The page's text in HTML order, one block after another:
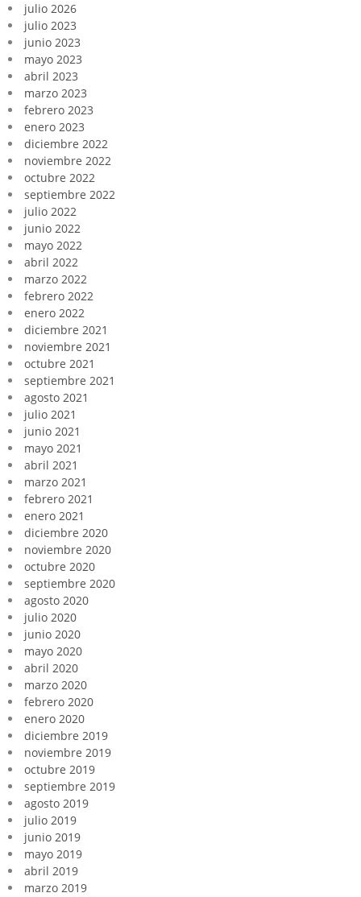
julio 2026
julio 2023
junio 2023
mayo 2023
abril 2023
marzo 2023
febrero 2023
enero 2023
diciembre 2022
noviembre 2022
octubre 2022
septiembre 2022
julio 2022
junio 2022
mayo 2022
abril 2022
marzo 2022
febrero 2022
enero 2022
diciembre 2021
noviembre 2021
octubre 2021
septiembre 2021
agosto 2021
julio 2021
junio 2021
mayo 2021
abril 2021
marzo 2021
febrero 2021
enero 2021
diciembre 2020
noviembre 2020
octubre 2020
septiembre 2020
agosto 2020
julio 2020
junio 2020
mayo 2020
abril 2020
marzo 2020
febrero 2020
enero 2020
diciembre 2019
noviembre 2019
octubre 2019
septiembre 2019
agosto 2019
julio 2019
junio 2019
mayo 2019
abril 2019
marzo 2019